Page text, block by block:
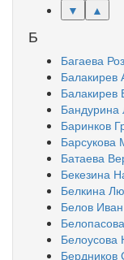
▼
▲
Б
Багаева
Балакирев
Балакирев
Бандурина
Баринков
Батаева
Бекезина
Белкина
Белов
Белоусова
Бердников